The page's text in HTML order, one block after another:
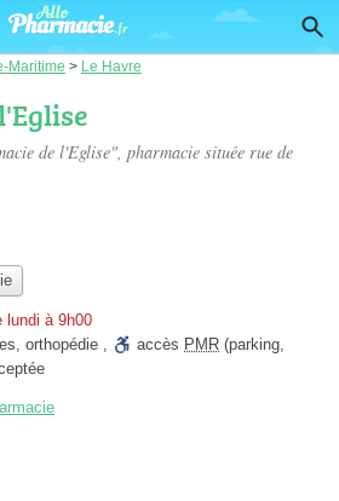
Maritime > Le Havre
de l'Eglise", pharmacie située rue de
lundi à 9h00
, orthopédie , accès PMR (parking,